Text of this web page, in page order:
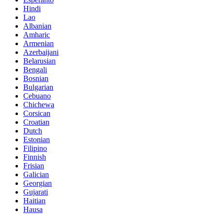
Hindi
Lao
Albanian
Amharic
Armenian
Azerbaijani
Belarusian
Bengali
Bosnian
Bulgarian
Cebuano
Chichewa
Corsican
Croatian
Dutch
Estonian
Filipino
Finnish
Frisian
Galician
Georgian
Gujarati
Haitian
Hausa